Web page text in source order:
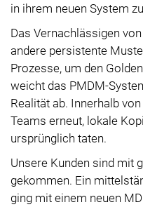
in ihrem neuen System
Das Vernachlässigen
andere persistente
Prozesse, um den
weicht das PMDM-
Realität ab. Innerhalb
Teams erneut, lokale
ursprünglich taten.
Unsere Kunden sind mit
gekommen. Ein
ging mit einem neuen